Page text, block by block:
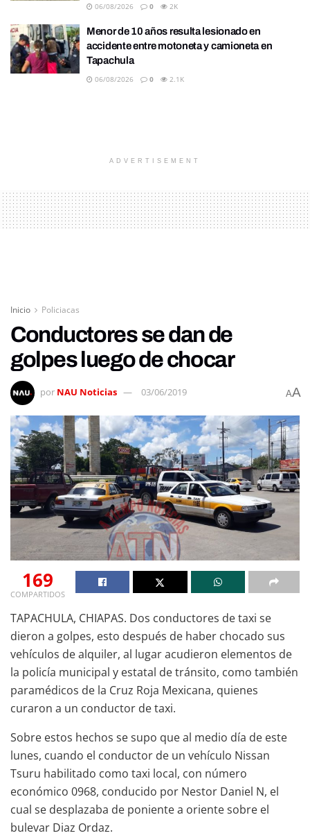
06/08/2026 0 2K
Menor de 10 años resulta lesionado en
accidente entre motoneta y camioneta en
Tapachula
06/08/2026 0 2.1K
ADVERTISEMENT
Inicio Policiacas
Conductores se dan de
golpes luego de chocar
por NAU Noticias 03/06/2019 AA
169
COMPARTIDOS
TAPACHULA, CHIAPAS. Dos conductores de taxi se
dieron a golpes, esto después de haber chocado sus
vehículos de alquiler, al lugar acudieron elementos de
la policía municipal y estatal de tránsito, como también
paramédicos de la Cruz Roja Mexicana, quienes
curaron a un conductor de taxi.
Sobre estos hechos se supo que al medio día de este
lunes, cuando el conductor de un vehículo Nissan
Tsuru habilitado como taxi local, con número
económico 0968, conducido por Nestor Daniel N, el
cual se desplazaba de poniente a oriente sobre el
bulevar Diaz Ordaz.